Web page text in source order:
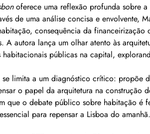
oferece uma reflexão profunda sobre
de uma análise concisa e envolvente,
consequência da
A autora lança um olhar atento às
públicas na capital,
limita a um diagnóstico crítico: propõe
o papel da arquitetura na construção
que o debate público sobre habitação é
para repensar a Lisboa do amanhã.